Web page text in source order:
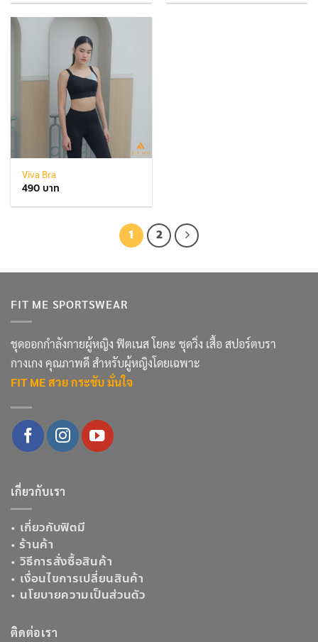
Viva Bra
490
1 2
FIT ME SPORTSWEAR
ชุดออกกำลังกายผู้หญิง ฟิตเนส โยคะ ชุดวิ่ง เสื้อ สปอร์ตบรา
กางเกง คุณภาพดี สำหรับผู้หญิงโดยเฉพาะ
FIT ME สวย กระชับ มั่นใจ
เกี่ยวกับเรา
• เกี่ยวกับฟิตมี
• ร้านค้า
•วิธีการสั่งซื้อสินค้า
• เงื่อนไขการเปลี่ยนสินค้า
• นโยบายความเป็นส่วนตัว
ติดต่อเรา